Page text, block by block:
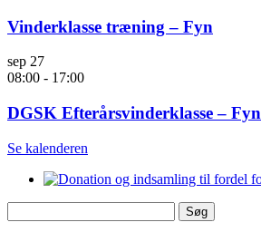
Vinderklasse træning – Fyn
sep 27
08:00 - 17:00
DGSK Efterårsvinderklasse – Fyn
Se kalenderen
efter: